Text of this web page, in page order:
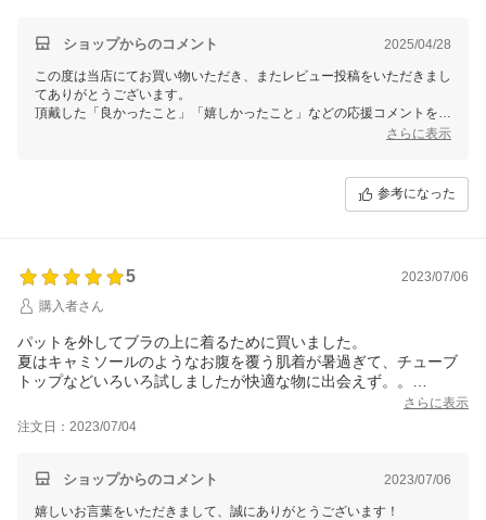
ショップからのコメント 2025/04/28
この度は当店にてお買い物いただき、またレビュー投稿をいただきまし
てありがとうございます。
頂戴した「良かったこと」「嬉しかったこと」などの応援コメントを、
4/26(土)～5/7(水)にご投稿いただいたレビューは拝見させていただきま
だきます。
何卒、ご容赦くださいませ。
5/8(木)以降に頂戴したレビューから返信を再開させていただきます。
心を込めて返信いたしますので、今後とも、どうぞよろしくお願いいた
します。
さらに表示
参考になった
5
2023/07/06
購入者さん
パットを外してブラの上に着るために買いました。
夏はキャミソールのようなお腹を覆う肌着が暑過ぎて、チューブ
トップなどいろいろ試しましたが快適な物に出会えず。。
偶然見つけたこの商品は締め付け感ゼロ、涼しい生地、レースや
メッシュではないので脇から見えても下着っぽく見えない！！
さらに表示
注文日：2023/07/04
ショップからのコメント 2023/07/06
嬉しいお言葉をいただきまして、誠にありがとうございます！